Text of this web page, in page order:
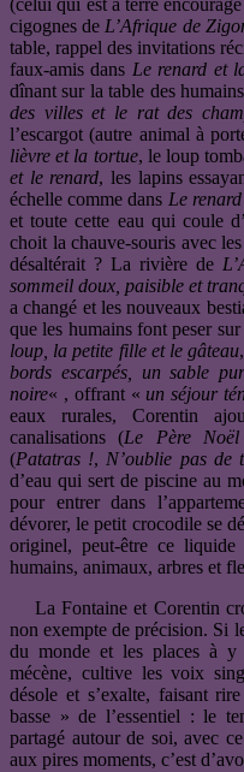
(celui qui est à terre
cigognes deL’Afrique de
table, rappel des invitations
faux-amis dans Le renard et
dînant sur la table des
des villes et le rat des
l’escargot (autre animal à
lièvre et la tortue, le loup
et le renard, les lapins
échelle comme dans Le
et toute cette eau qui coule
choit la chauve-souris avec
désaltérait ? La rivière de
sommeil doux, paisible et
a changé et les nouveaux
que les humains font peser
loup, la petite fille et le gâteau
bords escarpés, un sable
noire« , offrant « un séjour
eaux rurales, Corentin
canalisations (Le Père
(Patatras !,N’oublie pas de
d’eau qui sert de piscine au
pour entrer dans
dévorer, le petit crocodile se
originel, peut-être ce
humains, animaux, arbres et
La Fontaine et Corentin
non exempte de précision. Si
du monde et les places à y
mécène, cultive les voix
désole et s’exalte, faisant
basse » de l’essentiel : le
partagé autour de soi, avec
aux pires moments, c’est